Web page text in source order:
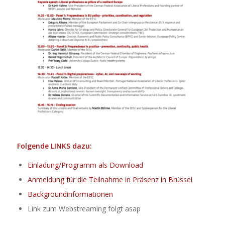
Folgende LINKS dazu:
Einladung/Programm als Download
Anmeldung für die Teilnahme in Präsenz in Brüssel
Backgroundinformationen
Link zum Webstreaming folgt asap